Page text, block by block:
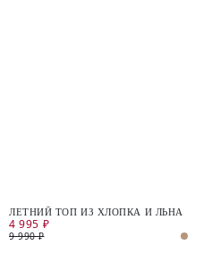
ЛЕТНИЙ ТОП ИЗ ХЛОПКА И ЛЬНА
4 995 ₽
9 990 ₽